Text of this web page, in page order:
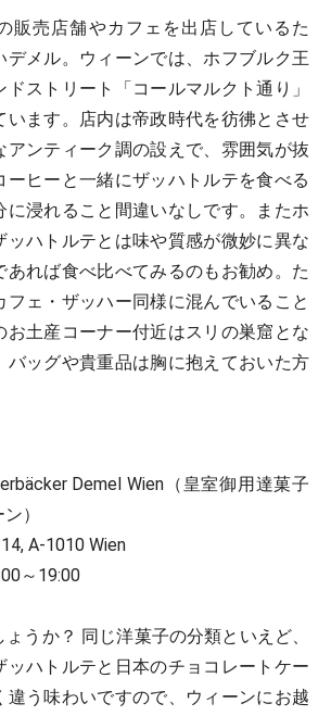
販売店舗やカフェを出店しているた
デメル。ウィーンでは、ホフブルク王
ストリート「コールマルクト通り」
います。店内は帝政時代を彷彿とさせ
アンティーク調の設えで、雰囲気が抜
ーヒーと一緒にザッハトルテを食べる
に浸れること間違いなしです。またホ
ッハトルテとは味や質感が微妙に異な
あれば食べ比べてみるのもお勧め。た
フェ・ザッハー同様に混んでいること
お土産コーナー付近はスリの巣窟とな
バッグや貴重品は胸に抱えておいた方
Demel Wien（皇室御用達菓子
）
A-1010 Wien
～19:00
うか？ 同じ洋菓子の分類といえど、
ッハトルテと日本のチョコレートケー
違う味わいですので、ウィーンにお越